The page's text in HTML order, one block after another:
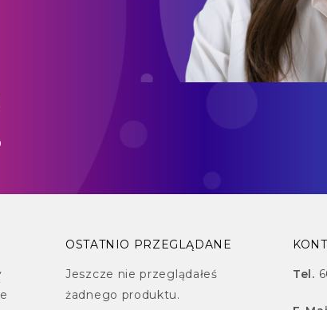
OSTATNIO PRZEGLĄDANE
Jeszcze nie przeglądałeś
żadnego produktu.
Tel.